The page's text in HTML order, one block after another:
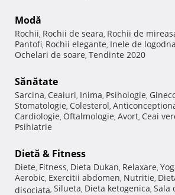
Modă
Rochii, Rochii de seara, Rochii de
Pantofi, Rochii elegante, Inele de logodna
Ochelari de soare, Tendinte 2020
Sănătate
Sarcina, Ceaiuri, Inima, Psihologie,
Stomatologie, Colesterol,
Cardiologie, Oftalmologie, Avort, Ceai
Psihiatrie
Dietă & Fitness
Diete, Fitness, Dieta Dukan, Relaxare,
Aerobic, Exercitii abdomen, Nutritie,
disociata, Silueta, Dieta ketogenica, Sala